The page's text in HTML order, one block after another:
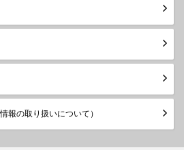
報の取り扱いについて）